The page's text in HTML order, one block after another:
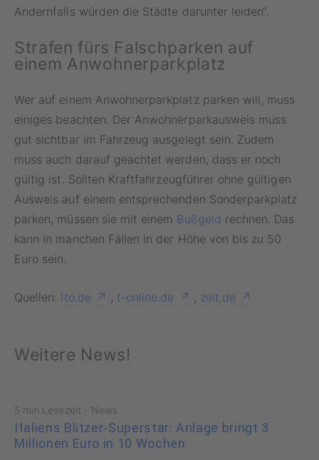
Andernfalls würden die Städte darunter leiden“.
Strafen fürs Falschparken auf
einem Anwohnerparkplatz
Wer auf einem Anwohnerparkplatz parken will, muss
einiges beachten. Der Anwohnerparkausweis muss
gut sichtbar im Fahrzeug ausgelegt sein. Zudem
muss auch darauf geachtet werden, dass er noch
gültig ist. Sollten Kraftfahrzeugführer ohne gültigen
Ausweis auf einem entsprechenden Sonderparkplatz
parken, müssen sie mit einem Bußgeld rechnen. Das
kann in manchen Fällen in der Höhe von bis zu 50
Euro sein.
Quellen: lto.de , t-online.de , zeit.de
Weitere News!
5 min Lesezeit · News
Italiens Blitzer-Superstar: Anlage bringt 3
Millionen Euro in 10 Wochen